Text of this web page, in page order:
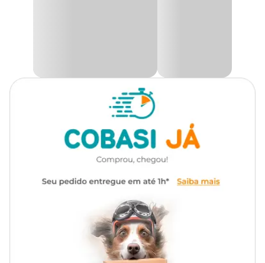
ótimas promoções. Compre o
Bebedouro Classic Pelos
Medidas aproximadas
Diâmetro